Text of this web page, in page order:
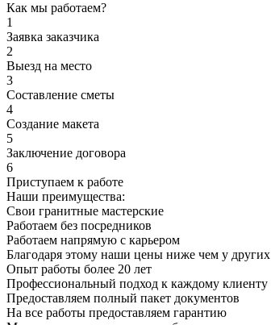
Как мы работаем?
1
Заявка заказчика
2
Выезд на место
3
Составление сметы
4
Создание макета
5
Заключение договора
6
Приступаем к работе
Наши преимущества:
Свои гранитные мастерские
Работаем без посредников
Работаем напрямую с карьером
Благодаря этому наши цены ниже чем у других
Опыт работы более 20 лет
Профессиональный подход к каждому клиенту
Предоставляем полный пакет документов
На все работы предоставляем гарантию